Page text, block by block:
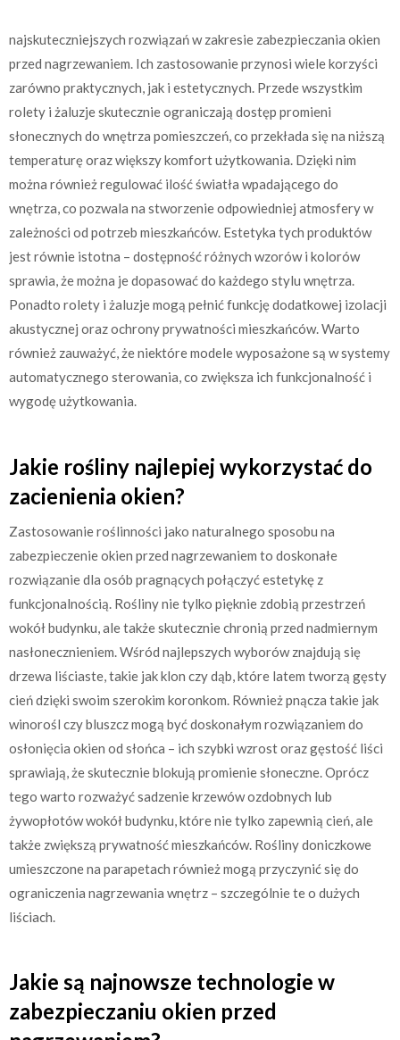
najskuteczniejszych rozwiązań w zakresie zabezpieczania okien
przed nagrzewaniem. Ich zastosowanie przynosi wiele korzyści
zarówno praktycznych, jak i estetycznych. Przede wszystkim
rolety i żaluzje skutecznie ograniczają dostęp promieni
słonecznych do wnętrza pomieszczeń, co przekłada się na niższą
temperaturę oraz większy komfort użytkowania. Dzięki nim
można również regulować ilość światła wpadającego do
wnętrza, co pozwala na stworzenie odpowiedniej atmosfery w
zależności od potrzeb mieszkańców. Estetyka tych produktów
jest równie istotna – dostępność różnych wzorów i kolorów
sprawia, że można je dopasować do każdego stylu wnętrza.
Ponadto rolety i żaluzje mogą pełnić funkcję dodatkowej izolacji
akustycznej oraz ochrony prywatności mieszkańców. Warto
również zauważyć, że niektóre modele wyposażone są w systemy
automatycznego sterowania, co zwiększa ich funkcjonalność i
wygodę użytkowania.
Jakie rośliny najlepiej wykorzystać do
zacienienia okien?
Zastosowanie roślinności jako naturalnego sposobu na
zabezpieczenie okien przed nagrzewaniem to doskonałe
rozwiązanie dla osób pragnących połączyć estetykę z
funkcjonalnością. Rośliny nie tylko pięknie zdobią przestrzeń
wokół budynku, ale także skutecznie chronią przed nadmiernym
nasłonecznieniem. Wśród najlepszych wyborów znajdują się
drzewa liściaste, takie jak klon czy dąb, które latem tworzą gęsty
cień dzięki swoim szerokim koronkom. Również pnącza takie jak
winorośl czy bluszcz mogą być doskonałym rozwiązaniem do
osłonięcia okien od słońca – ich szybki wzrost oraz gęstość liści
sprawiają, że skutecznie blokują promienie słoneczne. Oprócz
tego warto rozważyć sadzenie krzewów ozdobnych lub
żywopłotów wokół budynku, które nie tylko zapewnią cień, ale
także zwiększą prywatność mieszkańców. Rośliny doniczkowe
umieszczone na parapetach również mogą przyczynić się do
ograniczenia nagrzewania wnętrz – szczególnie te o dużych
liściach.
Jakie są najnowsze technologie w
zabezpieczaniu okien przed